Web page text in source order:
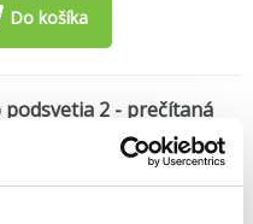
Do košíka
podsvetia 2 - prečítaná
Venupress(2024)
ale viac ti neprezradím.